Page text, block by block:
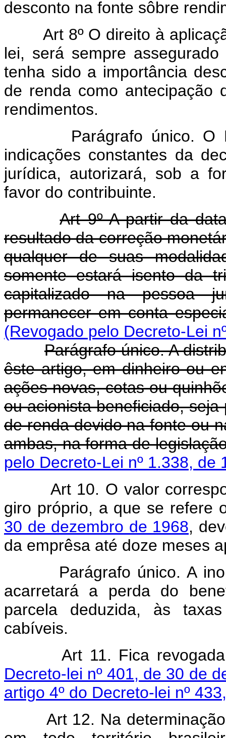
desconto na fonte sôbre
Art 8º O direito à
lei, será sempre
tenha sido a importância
de renda como antecipação
rendimentos.
Parágrafo único. O
indicações constantes da
jurídica, autorizará, sob a
favor do contribuinte.
Art 9º A partir da
resultado da correção
qualquer de suas
somente estará isento da
capitalizado na pessoa
permanecer em conta
(Revogado pelo Decreto-Lei
Parágrafo único. A
êste artigo, em dinheiro ou
ações novas, cotas ou
ou acionista beneficiado,
de renda devido na fonte ou
ambas, na forma de
pelo Decreto-Lei nº 1.338, de
Art 10. O valor
giro próprio, a que se refere
30 de dezembro de 1968,
da emprêsa até doze meses
Parágrafo único. A
acarretará a perda do
parcela deduzida, às
cabíveis.
Art 11. Fica
Decreto-lei nº 401, de 30 de
artigo 4º do Decreto-lei nº
Art 12. Na